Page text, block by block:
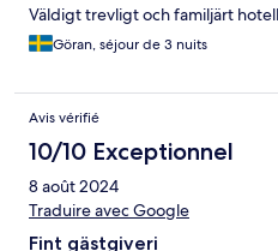
Väldigt trevligt och familjärt
Göran, séjour de 3 nuits
Avis vérifié
10/10 Exceptionnel
8 août 2024
Traduire avec Google
Fint gästgiveri